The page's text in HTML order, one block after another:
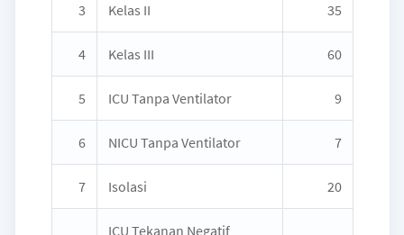
3 Kelas II 35
4 Kelas III 60
5 ICU Tanpa Ventilator 9
6 NICU Tanpa Ventilator 7
7 Isolasi 20
ICU Tekanan Negatif